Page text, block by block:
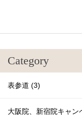
Category
表参道 (3)
大阪院、新宿院キャン